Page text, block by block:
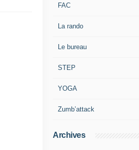
FAC
La rando
Le bureau
STEP
YOGA
Zumb’attack
Archives